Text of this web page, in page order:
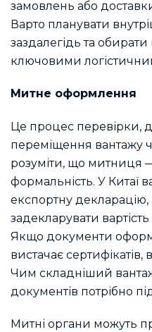
замовлень або
Варто планувати
заздалегідь та
ключовими
Митне оформлення
Це процес перевірки,
переміщення вантажу
розуміти, що митниця
формальність. У Китаї
експортну
задекларувати
Якщо документи
вистачає
Чим складніший
документів потрібно
Митні органи можуть